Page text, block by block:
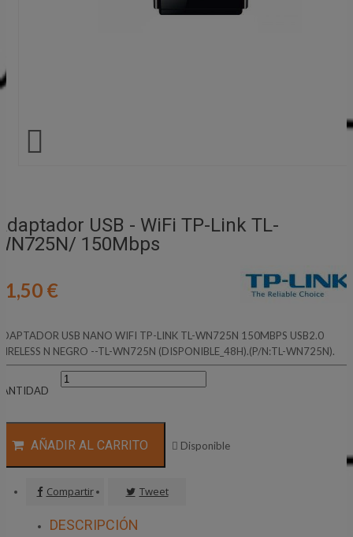

USB - WiFi TP-Link TL-
150Mbps
€
USB NANO WIFI TP-LINK TL-WN725N 150MBPS USB2.0
N NEGRO --TL-WN725N (DISPONIBLE_48H).(P/N:TL-WN725N).
AÑADIR AL CARRITO  Disponible
Compartir Tweet
DESCRIPCIÓN